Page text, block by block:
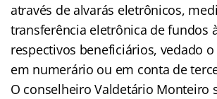
através de alvarás eletrônicos,
transferência eletrônica de fundos
respectivos beneficiários, vedado
em numerário ou em conta de
O conselheiro Valdetário Monteiro